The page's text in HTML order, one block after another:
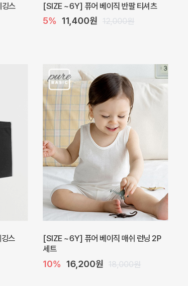
프로리 뷔스티에 미니 아기 원피스
20% 20,800원 26,000원
20% 27,200원 34,000원